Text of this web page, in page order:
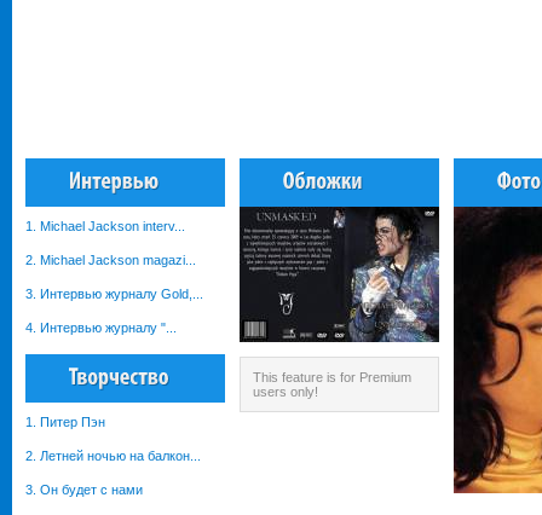
1. Michael Jackson interv...
2. Michael Jackson magazi...
3. Интервью журналу Gold,...
4. Интервью журналу "...
1. Питер Пэн
2. Летней ночью на балкон...
3. Он будет с нами
This feature is for Premium
users only!